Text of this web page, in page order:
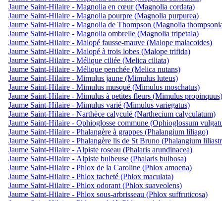
Jaume Saint-Hilaire - Magnolia en cœur (Magnolia cordata)
Jaume Saint-Hilaire - Magnolia pourpre (Magnolia purpurea)
Jaume Saint-Hilaire - Magnolia de Thompson (Magnolia
Jaume Saint-Hilaire - Magnolia ombrelle (Magnolia tripetala)
Jaume Saint-Hilaire - Malopé fausse-mauve (Malope malacoides)
Jaume Saint-Hilaire - Malopé à trois lobes (Malope trifida)
Jaume Saint-Hilaire - Mélique ciliée (Melica ciliata)
Jaume Saint-Hilaire - Mélique penchée (Melica nutans)
Jaume Saint-Hilaire - Mimulus jaune (Mimulus luteus)
Jaume Saint-Hilaire - Mimulus musqué (Mimulus moschatus)
Jaume Saint-Hilaire - Mimulus à petites fleurs (Mimulus propinquus)
Jaume Saint-Hilaire - Mimulus varié (Mimulus variegatus)
Jaume Saint-Hilaire - Narthèce calyculé (Narthecium calyculatum)
Jaume Saint-Hilaire - Ophioglosse commune (Ophioglossum
Jaume Saint-Hilaire - Phalangère à grappes (Phalangium liliago)
Jaume Saint-Hilaire - Phalangère lis de St Bruno (Phalangium
Jaume Saint-Hilaire - Alpiste roseau (Phalaris arundinacea)
Jaume Saint-Hilaire - Alpiste bulbeuse (Phalaris bulbosa)
Jaume Saint-Hilaire - Phlox de la Caroline (Phlox amoena)
Jaume Saint-Hilaire - Phlox tacheté (Phlox maculata)
Jaume Saint-Hilaire - Phlox odorant (Phlox suaveolens)
Jaume Saint-Hilaire - Phlox sous-arbrisseau (Phlox suffruticosa)